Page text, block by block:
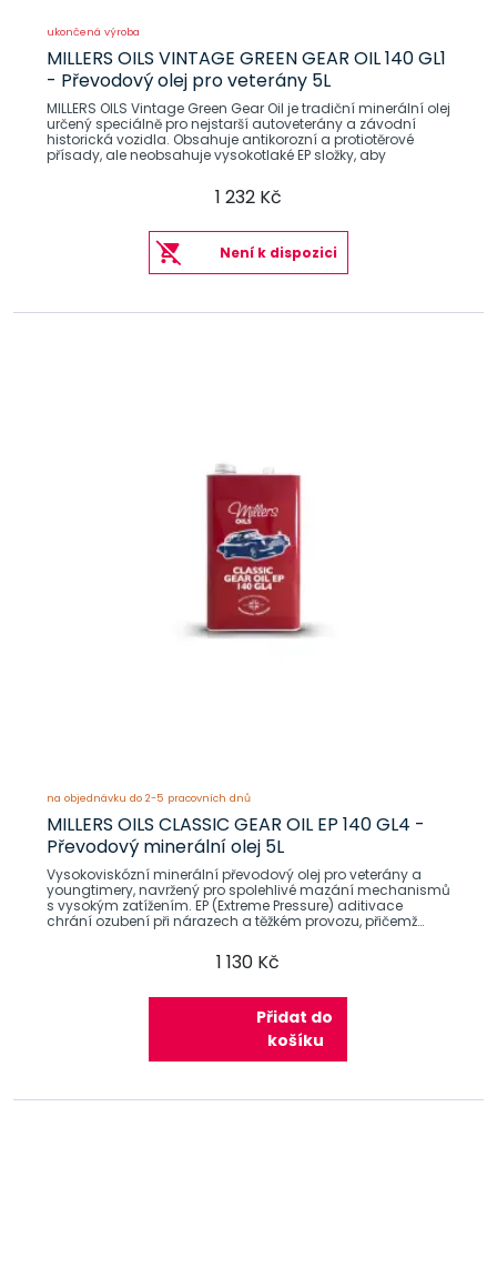
ukončená výroba
MILLERS OILS VINTAGE GREEN GEAR OIL 140 GL1
- Převodový olej pro veterány 5L
MILLERS OILS Vintage Green Gear Oil je tradiční minerální olej
určený speciálně pro nejstarší autoveterány a závodní
historická vozidla. Obsahuje antikorozní a protiotěrové
přísady, ale neobsahuje vysokotlaké EP složky, aby
1 232 Kč
Není k dispozici
na objednávku do 2-5 pracovních dnů
MILLERS OILS CLASSIC GEAR OIL EP 140 GL4 -
Převodový minerální olej 5L
Vysokoviskózní minerální převodový olej pro veterány a
youngtimery, navržený pro spolehlivé mazání mechanismů
s vysokým zatížením. EP (Extreme Pressure) aditivace
chrání ozubení při nárazech a těžkém provozu, přičemž
1 130 Kč
Přidat do
košíku